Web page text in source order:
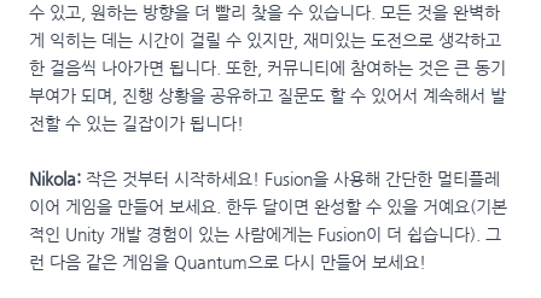
수 있고, 원하는 방향을 더 빨리 찾을 수 있습니다. 모든 것을 완벽하
게 익히는 데는 시간이 걸릴 수 있지만, 재미있는 도전으로 생각하고
한 걸음씩 나아가면 됩니다. 또한, 커뮤니티에 참여하는 것은 큰 동기
부여가 되며, 진행 상황을 공유하고 질문도 할 수 있어서 계속해서 발
전할 수 있는 길잡이가 됩니다!
Nikola:작은 것부터 시작하세요! Fusion을 사용해 간단한 멀티플레
이어 게임을 만들어 보세요. 한두 달이면 완성할 수 있을 거예요(기본
적인 Unity 개발 경험이 있는 사람에게는 Fusion이 더 쉽습니다). 그
런 다음 같은 게임을 Quantum으로 다시 만들어 보세요!